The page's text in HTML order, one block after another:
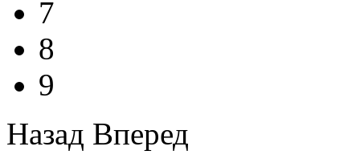
7
8
9
Назад Вперед